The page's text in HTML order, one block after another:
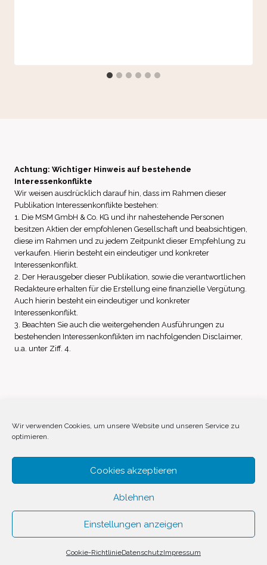
Wir verwenden Cookies, um unsere Website und unseren Service zu
optimieren.
Cookies akzeptieren
Ablehnen
Einstellungen anzeigen
Cookie-RichtlinieDatenschutzImpressum
Achtung: Wichtiger Hinweis auf bestehende
Interessenkonflikte
Wir weisen ausdrücklich darauf hin, dass im Rahmen dieser
Publikation Interessenkonflikte bestehen:
1. Die MSM GmbH & Co. KG und ihr nahestehende Personen
besitzen Aktien der empfohlenen Gesellschaft und beabsichtigen,
diese im Rahmen und zu jedem Zeitpunkt dieser Empfehlung zu
verkaufen. Hierin besteht ein eindeutiger und konkreter
Interessenkonflikt.
2. Der Herausgeber dieser Publikation, sowie die verantwortlichen
Redakteure erhalten für die Erstellung eine finanzielle Vergütung.
Auch hierin besteht ein eindeutiger und konkreter
Interessenkonflikt.
3. Beachten Sie auch die weitergehenden Ausführungen zu
bestehenden Interessenkonflikten im nachfolgenden Disclaimer,
u.a. unter Ziff. 4.
Impressum Datenschutz
Disclaimer
© 2026 Invest Inside by